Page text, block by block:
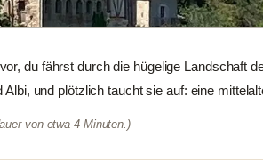
du fährst durch die hügelige Landschaft
und plötzlich taucht sie auf: eine
von etwa 4 Minuten.)